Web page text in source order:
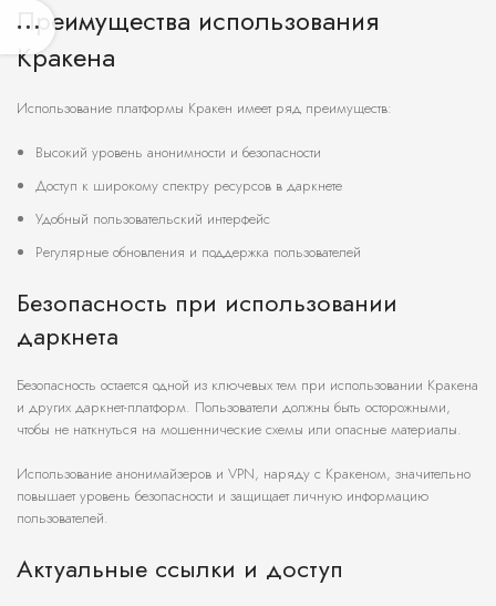
Преимущества использования
Кракена
Использование платформы Кракен имеет ряд преимуществ:
Высокий уровень анонимности и безопасности
Доступ к широкому спектру ресурсов в даркнете
Удобный пользовательский интерфейс
Регулярные обновления и поддержка пользователей
Безопасность при использовании
даркнета
Безопасность остается одной из ключевых тем при использовании Кракена
и других даркнет-платформ. Пользователи должны быть осторожными,
чтобы не наткнуться на мошеннические схемы или опасные материалы.
Использование анонимайзеров и VPN, наряду с Кракеном, значительно
повышает уровень безопасности и защищает личную информацию
пользователей.
Актуальные ссылки и доступ